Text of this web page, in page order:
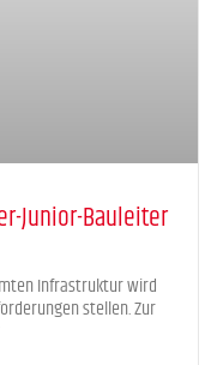
Junior-Bauleiter
Infrastruktur wird
stellen. Zur